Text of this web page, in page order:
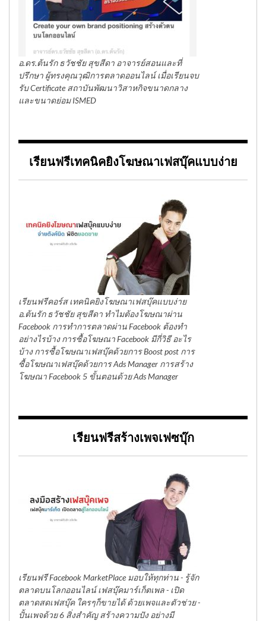
อ.ดร.ต้นรัก ธวัชชัย สุขสีดา อาจารย์สอนและที่
ปรึกษา ผู้ทรงคุณวุฒิการตลาดออนไลน์ เมื่อเรียนจบ
รับ Certificate สถาบันพัฒนาวิสาหกิจขนาดกลาง
และขนาดย่อม ISMED
เรียนฟรีเทคนิคยิงโฆษณาเฟสบุ๊คแบบง่าย
เรียนฟรีคอร์ส เทคนิคยิงโฆษณาเฟสบุ๊คแบบง่าย
อ.ต้นรัก ธวัชชัย สุขสีดา ทำไมต้องโฆษณาผ่าน
Facebook การทำการตลาดผ่าน Facebook ต้องทำ
อย่างไรบ้าง การซื้อโฆษณา Facebook มีกี่วิธี อะไร
บ้าง การซื้อโฆษณาเฟสบุ๊คด้วยการ Boost post การ
ซื้อโฆษณาเฟสบุ๊คด้วยการ Ads Manager การสร้าง
โฆษณา Facebook 5 ขั้นตอนด้วย Ads Manager
เรียนฟรีสร้างเพจเฟซบุ๊ก
เรียนฟรี Facebook MarketPlace มอบให้ทุกท่าน - รู้จัก
ตลาดบนโลกออนไลน์ เฟสบุ๊คมาร์เก็ตเพล - เปิด
ตลาดสดเฟสบุ๊ค ใครๆก็ขายได้ ด้วยเพจและตัวช่วย -
ปั้นเพจด้วย 6 สิ่งสำคัญ สร้างความปัง อย่างมี